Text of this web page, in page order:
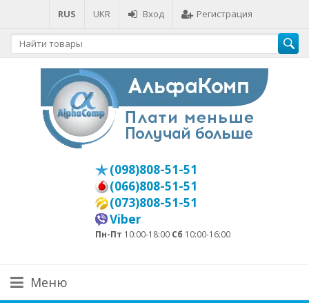
RUS UKR Вход Регистрация
(098)808-51-51
(066)808-51-51
(073)808-51-51
Viber
Пн-Пт 10:00-18:00 Сб 10:00-16:00
Меню